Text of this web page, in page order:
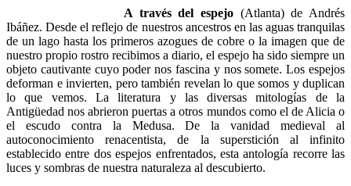
A través del espejo (Atlanta) de Andrés
Ibáñez. Desde el reflejo de nuestros ancestros en las aguas tranquilas
de un lago hasta los primeros azogues de cobre o la imagen que de
nuestro propio rostro recibimos a diario, el espejo ha sido siempre un
objeto cautivante cuyo poder nos fascina y nos somete. Los espejos
deforman e invierten, pero también revelan lo que somos y duplican
lo que vemos. La literatura y las diversas mitologías de la
Antigüedad nos abrieron puertas a otros mundos como el de Alicia o
el escudo contra la Medusa. De la vanidad medieval al
autoconocimiento renacentista, de la superstición al infinito
establecido entre dos espejos enfrentados, esta antología recorre las
luces y sombras de nuestra naturaleza al descubierto.